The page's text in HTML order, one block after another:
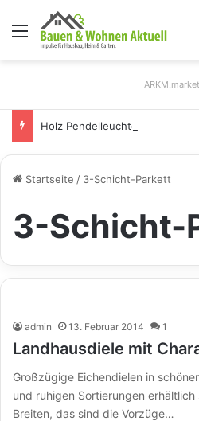
Menü
Startseite / 3-Schicht-Parkett
3-Schicht-
admin 13. Februar 2014 1
Landhausdiele mit
Großzügige Eichendielen in
und ruhigen Sortierungen
Breiten, das sind die Vorzüge…